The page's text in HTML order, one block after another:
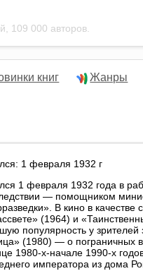
109 000 авторов.
книг Жанры
1 февраля 1932 г
1 февраля 1932 года в
— помощником
В кино в
(1964) и
популярность у
(1980) — о пограничных
1980-х-начале 1990-х
императора из дома